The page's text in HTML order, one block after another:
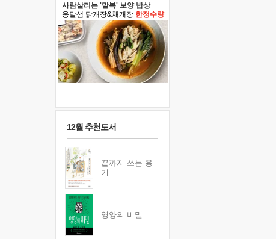
사람살리는 '말복' 보양 밥상
옹달샘 닭개장&채개장 한정수량
12월 추천도서
끝까지 쓰는 용
기
영양의 비밀